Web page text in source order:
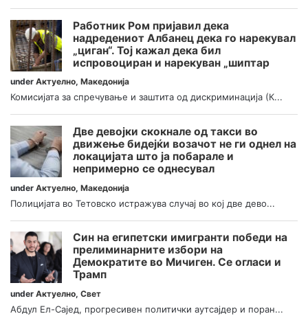
Работник Ром пријавил дека
надредениот Албанец дека го нарекувал
„циган“. Тој кажал дека бил
испровоциран и нарекуван „шиптар
under Актуелно, Македонија
Комисијата за спречување и заштита од дискриминација (К...
Две девојки скокнале од такси во
движење бидејќи возачот не ги однел на
локацијата што ја побарале и
непримерно се однесувал
under Актуелно, Македонија
Полицијата во Тетовско истражува случај во кој две дево...
Син на египетски имигранти победи на
прелиминарните избори на
Демократите во Мичиген. Се огласи и
Трамп
under Актуелно, Свет
Абдул Ел-Сајед, прогресивен политички аутсајдер и поран...